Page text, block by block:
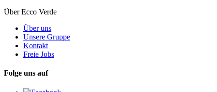
Über Ecco Verde
Über uns
Unsere Gruppe
Kontakt
Freie Jobs
Folge uns auf